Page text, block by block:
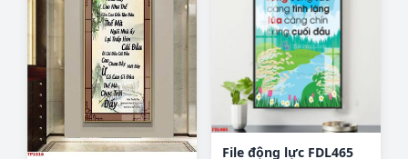
File động lực FDL465